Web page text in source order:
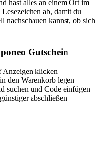
hast alles an einem Ort im
ab, damit du
nachschauen kannst, ob sich
Gutschein
Anzeigen klicken
den Warenkorb legen
suchen und Code einfügen
abschließen